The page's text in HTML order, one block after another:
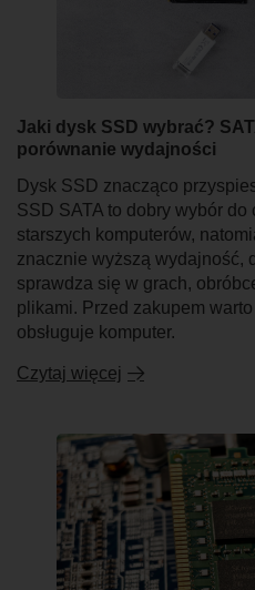
Jaki dysk SSD wybrać?
porównanie wydajności
Dysk SSD znacząco
SSD SATA to dobry wybór do
starszych komputerów,
znacznie wyższą wydajność,
sprawdza się w grach,
plikami. Przed zakupem
obsługuje komputer.
Czytaj więcej